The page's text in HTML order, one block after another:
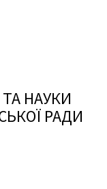
НАУКИ
РАДИ